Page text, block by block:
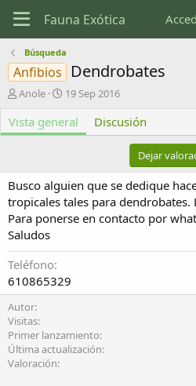
Búsqueda
Anfibios Dendrobates
A
t
o
Anole
F
c
h
c
r
e
c
ó
19 Sep 2016
Vista general Discusión
Dejar
Busco alguien que se dedique
tropicales tales para dendrobates.
Para ponerse en contacto por
Saludos
Teléfono
610865329
Autor
Visitas
Primer lanzamiento
Última actualización
Valoración